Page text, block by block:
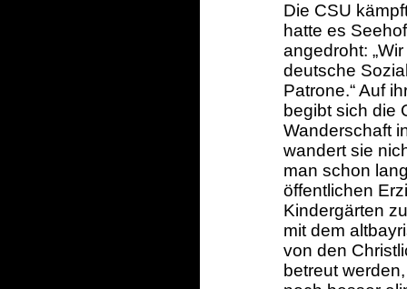
Die CSU
hatte es
angedroht:
deutsche
Patrone.“ Auf
begibt sich die
Wanderschaft
wandert sie
man schon
öffentlichen
Kindergärten
mit dem
von den
betreut